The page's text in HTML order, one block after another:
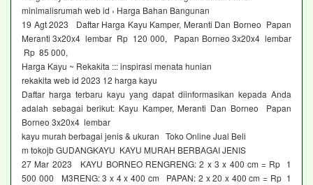
minimalisrumah web id › Harga Bahan Bangunan
19 Agt 2023 Daftar Harga Kayu Kamper, Meranti Dan Borneo Papan
Meranti 3x20x4 lembar Rp 120 000, Papan Borneo 3x20x4 lembar
Rp 85 000,
Harga Kayu ~ Rekakita ::: inspirasi menata hunian
rekakita web id 2023 12 harga kayu
Daftar harga terbaru kayu yang dapat diinformasikan kepada Anda
adalah sebagai berikut: Kayu Kamper, Meranti Dan Borneo Papan
Borneo 3x20x4 lembar
kayu murah berbagai jenis & ukuran Toko Online Jual Beli
m tokojb GUDANGKAYU KAYU MURAH BERBAGAI JENIS
27 Mar 2023 KAYU BORNEO RENGRENG: 2 x 3 x 400 cm = Rp 1
500 000 M3RENG: 3 x 4 x 400 cm PAPAN: 2 x 20 x 400 cm = Rp 1